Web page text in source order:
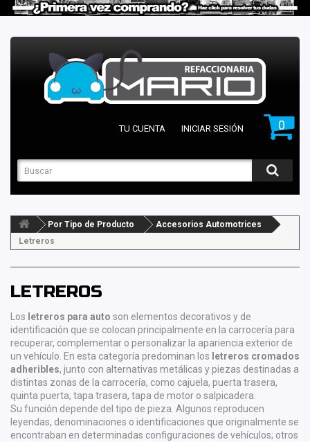
0
TU CUENTA INICIAR SESIÓN
Por Tipo de Producto
Accesorios Automotrices
Letreros
LETREROS
Los letreros para auto son elementos decorativos y de
identificación que se colocan principalmente en la carrocería para
recuperar, complementar o personalizar la apariencia exterior de
un vehículo. En esta categoría predominan los letreros cromados
adheribles, junto con alternativas metálicas y piezas destinadas a
distintas zonas de la carrocería, como cajuela, puerta trasera,
quinta puerta, tapa trasera, tapa de motor o salpicadera.
Su función depende del tipo de pieza. Algunos reproducen
leyendas, denominaciones o identificaciones que originalmente se
encontraban en determinadas configuraciones de vehículos; otros